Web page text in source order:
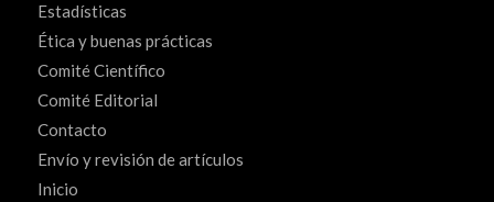
Estadísticas
Ética y buenas prácticas
Comité Científico
Comité Editorial
Contacto
Envío y revisión de artículos
Inicio